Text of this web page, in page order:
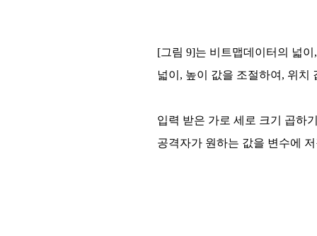
[그림 9]는 비트맵데이터의 넓
넓이, 높이 값을 조절하여, 위치
입력 받은 가로 세로 크기 곱하
공격자가 원하는 값을 변수에